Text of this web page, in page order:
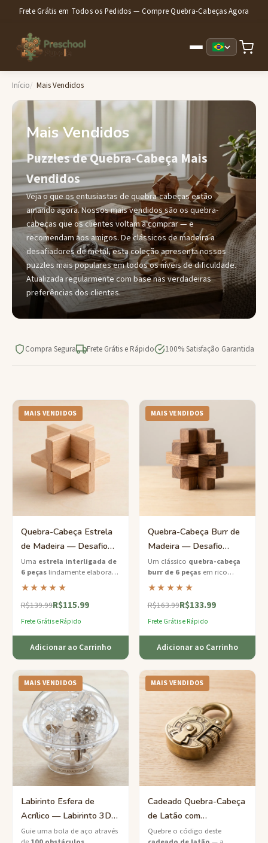
Frete Grátis em Todos os Pedidos — Compre Quebra-Cabeças Agora
Início Mais Vendidos
Mais Vendidos
Puzzles de Quebra-Cabeça Mais
Vendidos
Veja o que os entusiastas de quebra-cabeças estão
amando agora. Nossos mais vendidos são os quebra-
cabeças que os clientes voltam a comprar — e
recomendam aos amigos. De clássicos de madeira a
desafiadores de metal, esta coleção apresenta nossos
puzzles mais populares em todos os níveis de dificuldade.
Atualizada regularmente com base nas verdadeiras
preferências dos clientes.
Compra Segura Frete Grátis e Rápido 100% Satisfação Garantida
MAIS VENDIDOS
Quebra-Cabeça Estrela
de Madeira — Desafio
Médio 6 Peças
Uma estrela interligada de
6 peçaslindamente elaborada
que testa seu raciocínio
espacial e paciência.
★★★★★
R$139.99R$115.99
Frete Grátis e Rápido
Adicionar ao Carrinho
MAIS VENDIDOS
Quebra-Cabeça Burr de
Madeira — Desafio
Médio de 6 Peças
Entalhadas
Um clássico quebra-cabeça
burr de 6 peçasem rico
madeira de nogueira — o
quebra-cabeça médio por
excelência.
★★★★★
R$163.99R$133.99
Frete Grátis e Rápido
Adicionar ao Carrinho
MAIS VENDIDOS
Labirinto Esfera de
Acrílico — Labirinto 3D
com 100 Obstáculos
Guie uma bola de aço através
MAIS VENDIDOS
Cadeado Quebra-Cabeça
de Latão com
Combinação — Desafio
Quebre o código deste